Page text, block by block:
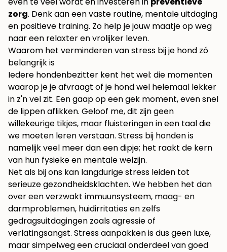
zorg. Denk aan een vaste routine, mentale uitdaging
en positieve training. Zo help je jouw maatje op weg
naar een relaxter en vrolijker leven.
Waarom het verminderen van stress bij je hond zó
belangrijk is
Iedere hondenbezitter kent het wel: die momenten
waarop je je afvraagt of je hond wel helemaal lekker
in z'n vel zit. Een gaap op een gek moment, even snel
de lippen aflikken. Geloof me, dit zijn geen
willekeurige tikjes, maar fluisteringen in een taal die
we moeten leren verstaan. Stress bij honden is
namelijk veel meer dan een dipje; het raakt de kern
van hun fysieke en mentale welzijn.
Net als bij ons kan langdurige stress leiden tot
serieuze gezondheidsklachten. We hebben het dan
over een verzwakt immuunsysteem, maag- en
darmproblemen, huidirritaties en zelfs
gedragsuitdagingen zoals agressie of
verlatingsangst. Stress aanpakken is dus geen luxe,
maar simpelweg een cruciaal onderdeel van goed